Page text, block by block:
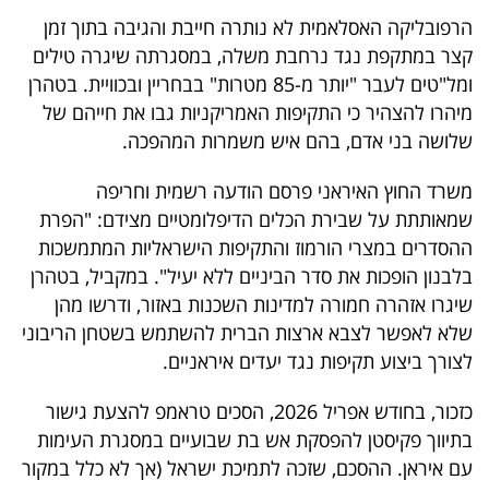
באייס
עקבו
אחרינו:
הרפובליקה האסלאמית לא נותרה חייבת והגיבה בתוך זמן
קצר במתקפת נגד נרחבת משלה, במסגרתה שיגרה טילים
ומל"טים לעבר "יותר מ-85 מטרות" בבחריין ובכוויית. בטהרן
מיהרו להצהיר כי התקיפות האמריקניות גבו את חייהם של
שלושה בני אדם, בהם איש משמרות המהפכה.
משרד החוץ האיראני פרסם הודעה רשמית וחריפה
שמאותתת על שבירת הכלים הדיפלומטיים מצידם: "הפרת
ההסדרים במצרי הורמוז והתקיפות הישראליות המתמשכות
בלבנון הופכות את סדר הביניים ללא יעיל". במקביל, בטהרן
שיגרו אזהרה חמורה למדינות השכנות באזור, ודרשו מהן
שלא לאפשר לצבא ארצות הברית להשתמש בשטחן הריבוני
לצורך ביצוע תקיפות נגד יעדים איראניים.
כזכור, בחודש אפריל 2026, הסכים טראמפ להצעת גישור
בתיווך פקיסטן להפסקת אש בת שבועיים במסגרת העימות
עם איראן. ההסכם, שזכה לתמיכת ישראל (אך לא כלל במקור